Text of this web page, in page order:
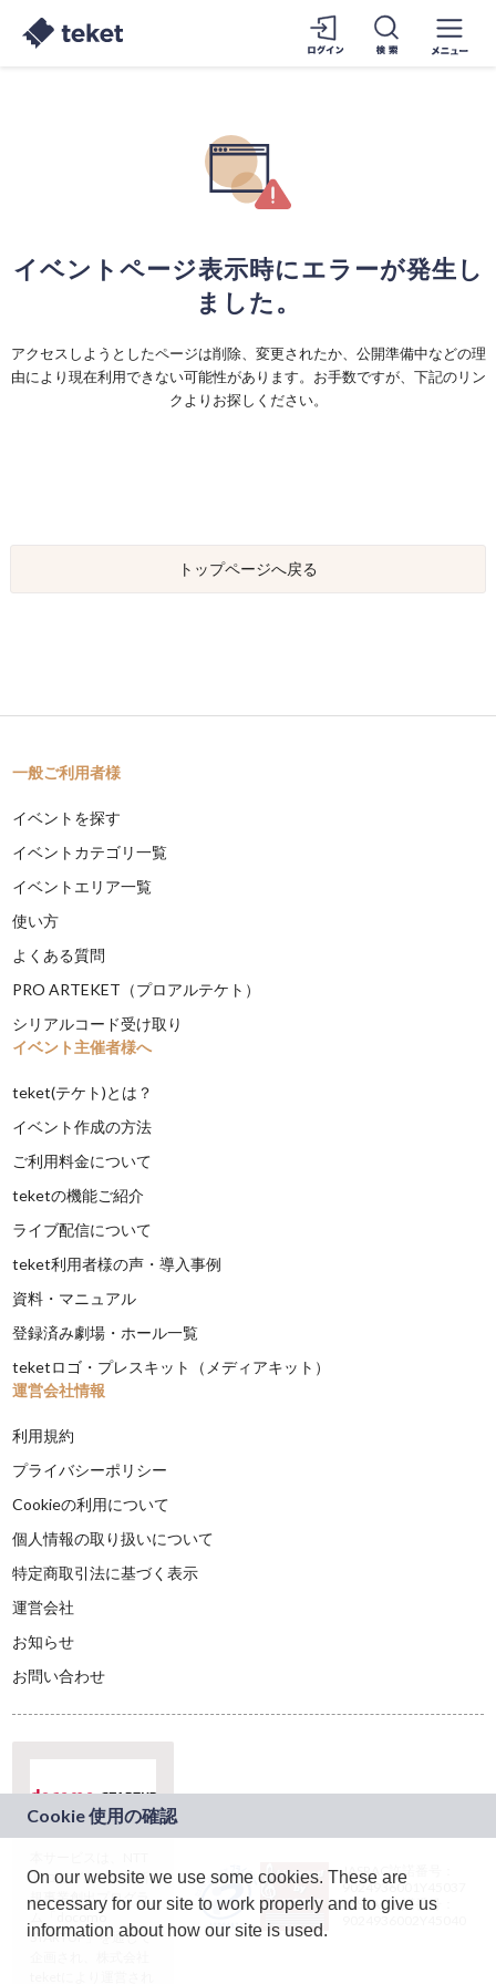
イベントページ表示時にエラーが発生し
ました。
アクセスしようとしたページは削除、変更されたか、公開準備中などの理
由により現在利用できない可能性があります。お手数ですが、下記のリン
クよりお探しください。
トップページへ戻る
一般ご利用者様
イベントを探す
イベントカテゴリ一覧
イベントエリア一覧
使い方
よくある質問
PRO ARTEKET（プロアルテケト）
シリアルコード受け取り
イベント主催者様へ
teket(テケト)とは？
イベント作成の方法
ご利用料金について
teketの機能ご紹介
ライブ配信について
teket利用者様の声・導入事例
資料・マニュアル
登録済み劇場・ホール一覧
teketロゴ・プレスキット（メディアキット）
運営会社情報
利用規約
プライバシーポリシー
Cookieの利用について
個人情報の取り扱いについて
特定商取引法に基づく表示
運営会社
お知らせ
お問い合わせ
ドコモグループの新
規事業創出プログラ
ム「docomo
STARTUP」を通じて
JASRAC許諾番号：
9024936001Y45037
JASRAC許諾番号：
On our website we use some cookies. These are
necessary for our site to work properly and to give us
information about how our site is used.